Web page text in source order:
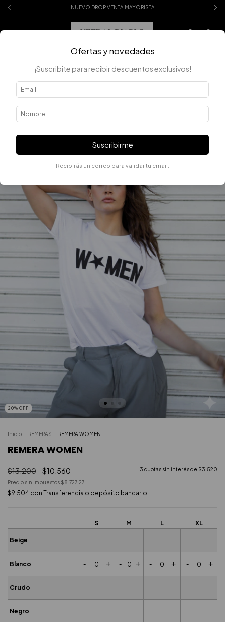
NUEVO DROP VENTA MAYORISTA
20% OFF
Inicio REMERAS REMERA WOMEN
REMERA WOMEN
$13.200 $10.560 3 cuotas sin interés de $3.520
Precio sin impuestos $8.727,27
$9.504 con Transferencia o depósito bancario
S M L XL
Beige
Blanco - + - + - + - +
Crudo
Negro
Ofertas y novedades
¡Suscribite para recibir descuentos exclusivos!
Suscribirme
Recibirás un correo para validar tu email.